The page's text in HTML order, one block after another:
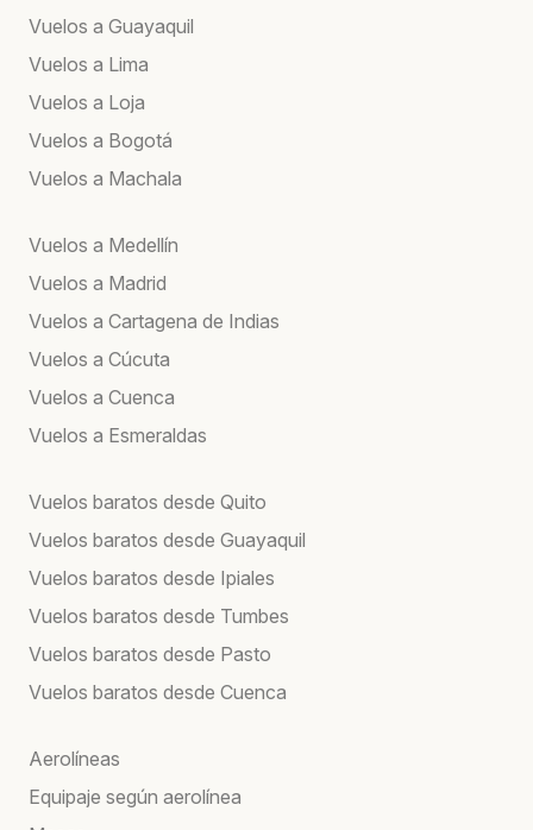
Vuelos a Guayaquil
Vuelos a Lima
Vuelos a Loja
Vuelos a Bogotá
Vuelos a Machala
Vuelos a Medellín
Vuelos a Madrid
Vuelos a Cartagena de Indias
Vuelos a Cúcuta
Vuelos a Cuenca
Vuelos a Esmeraldas
Vuelos baratos desde Quito
Vuelos baratos desde Guayaquil
Vuelos baratos desde Ipiales
Vuelos baratos desde Tumbes
Vuelos baratos desde Pasto
Vuelos baratos desde Cuenca
Aerolíneas
Equipaje según aerolínea